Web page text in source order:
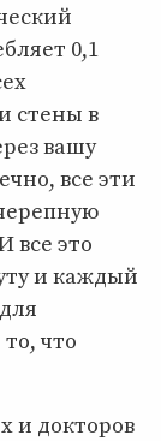
0,1
стены в
вашу
все эти
все это
и каждый
что
и докторов